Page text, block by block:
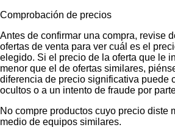
Comprobación de precios
Antes de confirmar una compra, revise
ofertas de venta para ver cuál es el
elegido. Si el precio de la oferta que le
menor que el de ofertas similares,
diferencia de precio significativa puede
ocultos o a un intento de fraude por
No compre productos cuyo precio diste
medio de equipos similares.